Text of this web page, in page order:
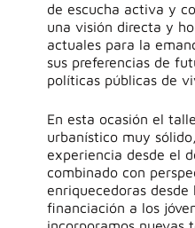
de escucha activa y
una visión directa y
actuales para la
sus preferencias de
políticas públicas de
En esta ocasión el
urbanístico muy
experiencia desde el
combinado con
enriquecedoras
financiación a los